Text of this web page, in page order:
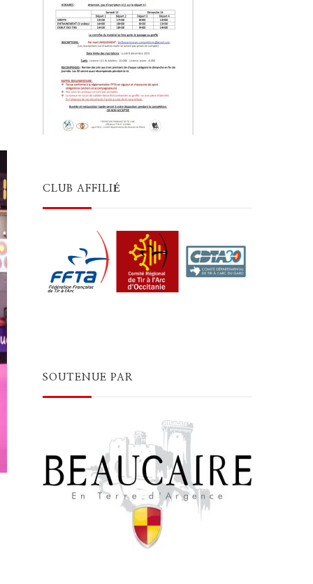
CLUB AFFILIÉ
SOUTENUE PAR